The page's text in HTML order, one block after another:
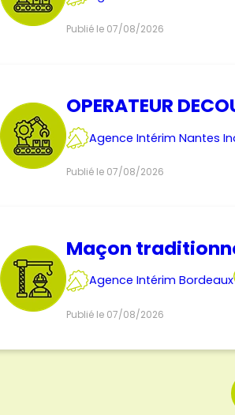
Publié le 07/08/2026
OPERATEUR
Agence Intérim Nantes
Publié le 07/08/2026
Maçon
Agence Intérim Bordeaux
Publié le 07/08/2026